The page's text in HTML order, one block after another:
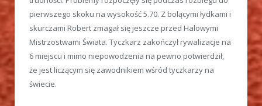
pierwszego skoku na wysokość 5.70. Z bolącymi łydkami i
skurczami Robert zmagał się jeszcze przed Halowymi
Mistrzostwami Świata. Tyczkarz zakończył rywalizacje na
6 miejscu i mimo niepowodzenia na pewno potwierdził,
że jest liczącym się zawodnikiem wśród tyczkarzy na
świecie.